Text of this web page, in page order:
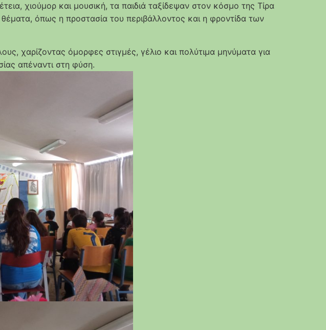
χιούμορ και μουσική, τα παιδιά ταξίδεψαν στον κόσμο της Τίρα
όπως η προστασία του περιβάλλοντος και η φροντίδα των
χαρίζοντας όμορφες στιγμές, γέλιο και πολύτιμα μηνύματα για
απέναντι στη φύση.